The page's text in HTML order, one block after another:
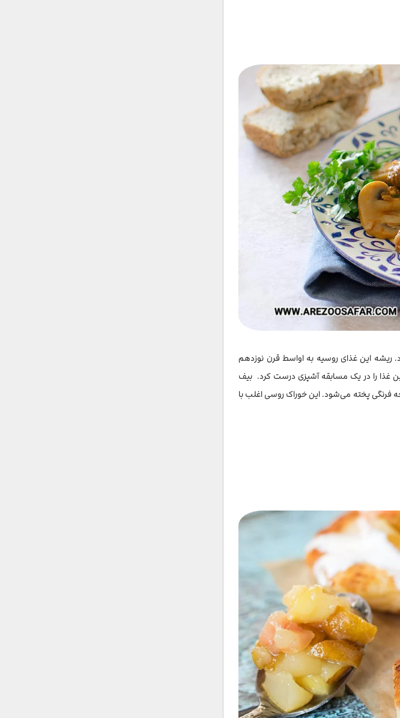
ریشه این غذای روسیه به اواسط قرن نوزدهم
کرد این غذا را در یک مسابقه آشپزی درست کرد. بیف
فرنگی پخته می‌شود. این خوراک روسی اغلب با